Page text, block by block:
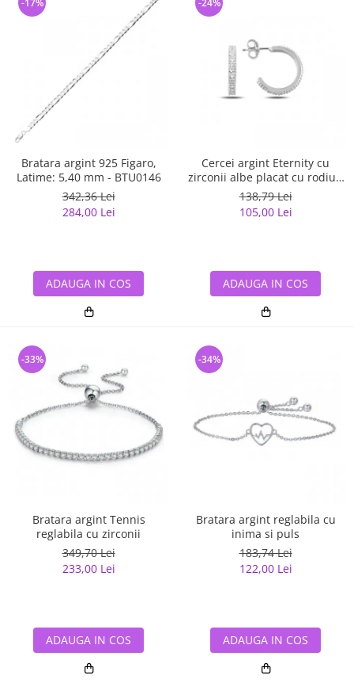
Bratara argint 925 Figaro,
Latime: 5,40 mm - BTU0146
342,36 Lei
284,00 Lei
-17%
ADAUGA IN COS
Cercei argint Eternity cu
zirconii albe placat cu rodiu -
ETU0153
138,79 Lei
105,00 Lei
-24%
ADAUGA IN COS
Bratara argint Tennis
reglabila cu zirconii
349,70 Lei
233,00 Lei
-33%
ADAUGA IN COS
Bratara argint reglabila cu
inima si puls
183,74 Lei
122,00 Lei
-34%
ADAUGA IN COS